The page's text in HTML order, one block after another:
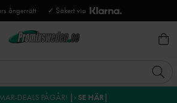
ångerrätt ✓ Säkert via
DEALS PÅGÅR! |› SE HÄR|